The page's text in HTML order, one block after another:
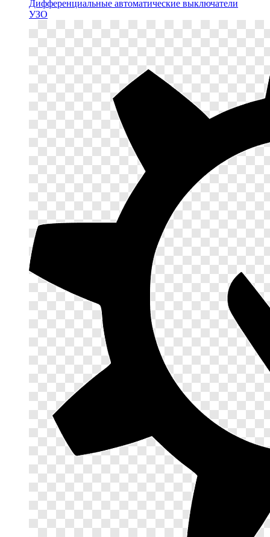
Дифференциальные автоматические выключатели
УЗО